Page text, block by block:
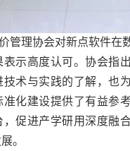
管理协会对新点软件在
示高度认可。协会指
技术与实践的了解，也
准化建设提供了有益参
促进产学研用深度融
。